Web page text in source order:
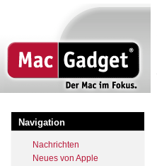
Navigation
Nachrichten
Neues von Apple